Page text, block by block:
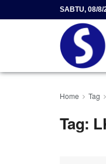
SABTU, 08/8/
Home Tag
Tag: